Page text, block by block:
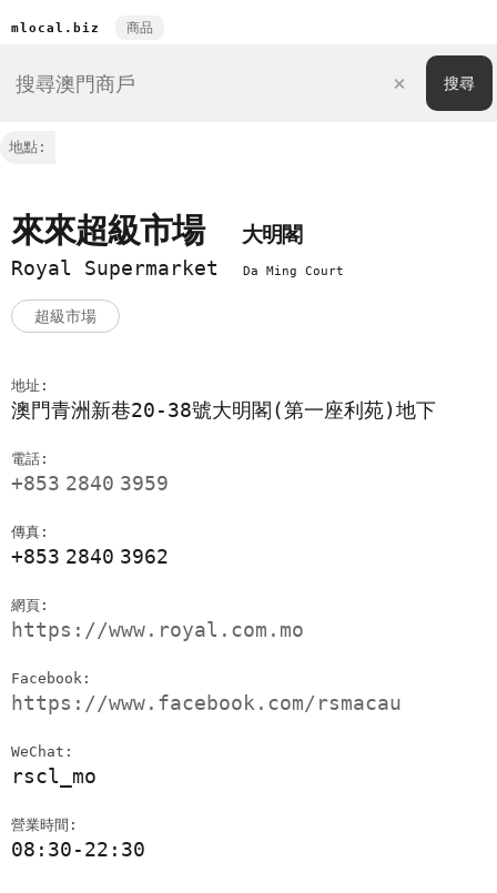
mlocal.biz 商品
地點:
來來超級市場
大明閣
Royal Supermarket
Da Ming Court
超級市場
地址:
澳門青洲新巷20-38號大明閣(第一座利苑)地下
電話:
+853 2840 3959
傳真:
+853 2840 3962
網頁:
https://www.royal.com.mo
Facebook:
https://www.facebook.com/rsmacau
WeChat:
rscl_mo
營業時間:
08:30-22:30